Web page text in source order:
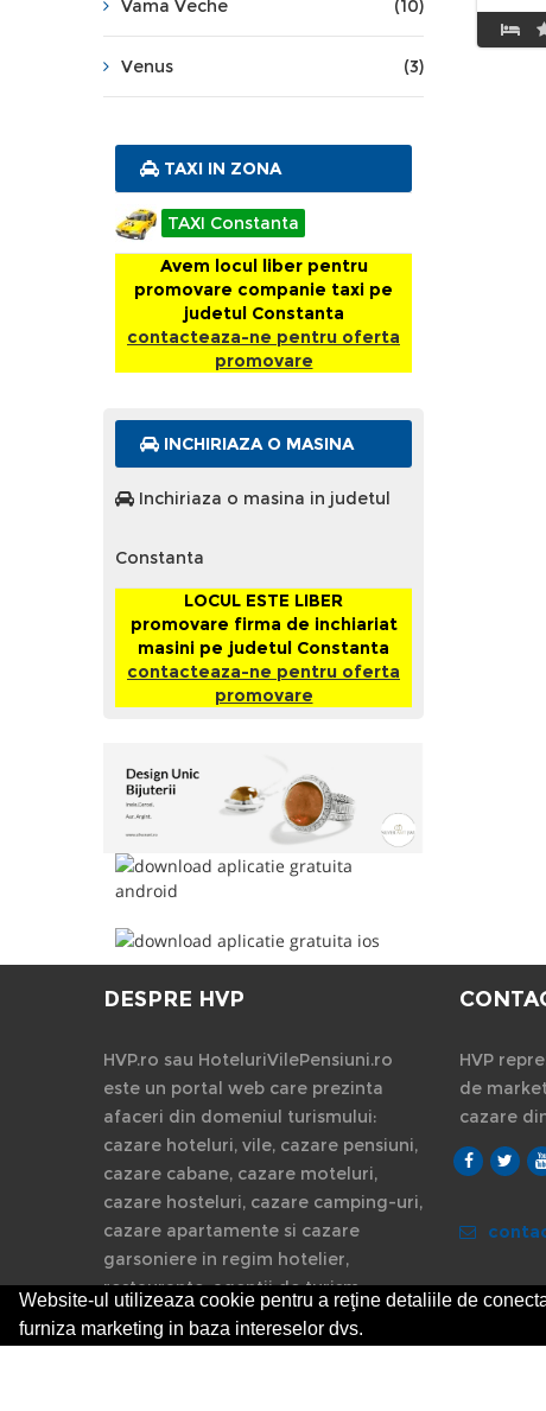
Website-ul utilizeaza cookie pentru a reţine detaliile de
furniza marketing in baza intereselor dvs.
Vama Veche (10)
Venus (3)
TAXI IN ZONA
TAXI Constanta
Avem locul liber pentru
promovare companie taxi pe
judetul Constanta
contacteaza-ne pentru oferta
promovare
INCHIRIAZA O MASINA
Inchiriaza o masina in judetul
Constanta
LOCUL ESTE LIBER
promovare firma de inchiariat
masini pe judetul Constanta
contacteaza-ne pentru oferta
promovare
DESPRE HVP
HVP.ro sau HoteluriVilePensiuni.ro
este un portal web care prezinta
afaceri din domeniul turismului:
cazare hoteluri, vile, cazare pensiuni,
cazare cabane, cazare moteluri,
cazare hosteluri, cazare camping-uri,
cazare apartamente si cazare
garsoniere in regim hotelier,
restaurante, agentii de turism.
HVP
de
cazare